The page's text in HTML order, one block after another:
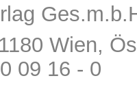
Wien,
09 16 - 0